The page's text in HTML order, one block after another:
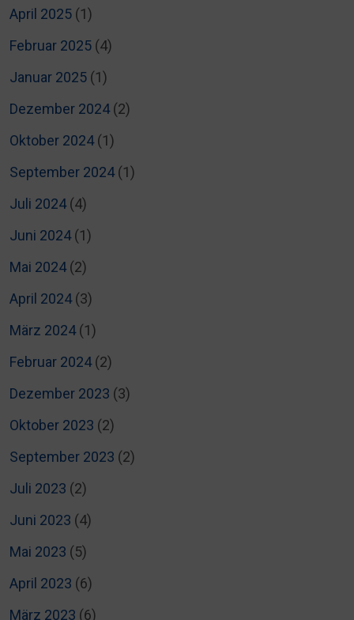
April 2025 (1)
Februar 2025 (4)
Januar 2025 (1)
Dezember 2024(2)
Oktober 2024(1)
September 2024(1)
Juli 2024(4)
Juni 2024(1)
Mai 2024(2)
April 2024(3)
März 2024(1)
Februar 2024(2)
Dezember 2023 (3)
Oktober 2023 (2)
September 2023 (2)
Juli 2023 (2)
Juni 2023 (4)
Mai 2023 (5)
April 2023 (6)
März 2023 (6)